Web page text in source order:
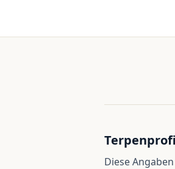
Diese